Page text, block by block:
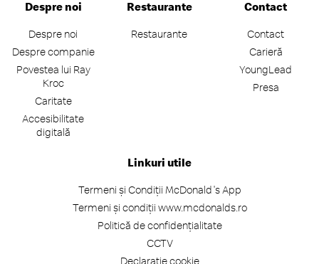
Despre noi
Despre noi
Despre companie
Povestea lui Ray
Kroc
Caritate
Accesibilitate
digitală
Restaurante
Restaurante
Contact
Contact
Carieră
YoungLead
Presa
Linkuri utile
Termeni și Condiții McDonald's App
Termeni și condiții www.mcdonalds.ro
Politică de confidențialitate
CCTV
Declarație cookie